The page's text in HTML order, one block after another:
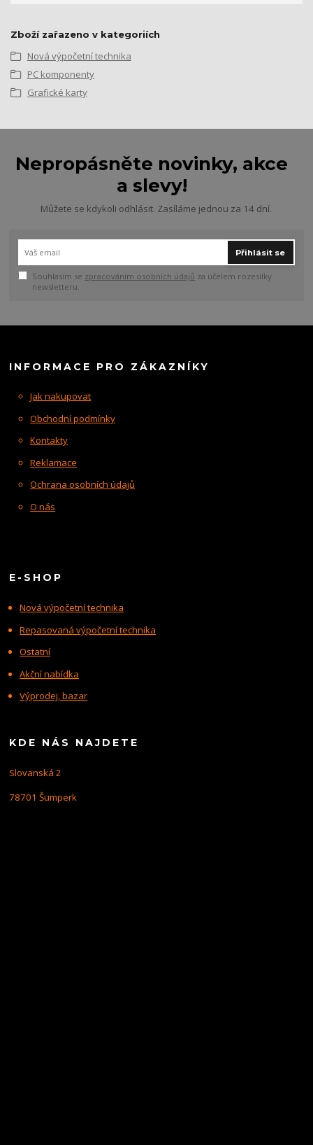
Zboží zařazeno v kategoriích
Nová výpočetní technika
PC komponenty
Grafické karty
Nepropásněte novinky, akce
a slevy!
Můžete se kdykoli odhlásit. Zasíláme jednou za 14 dní.
Přihlásit se
Souhlasím se zpracováním osobních údajů za účelem rozesílky
newsletteru.
INFORMACE PRO ZÁKAZNÍKY
Jak nakupovat
Obchodní podmínky
Kontakty
Reklamace
Ochrana osobních údajů
O nás
E-SHOP
Nová výpočetní technika
Repasovaná výpočetní technika
Ostatní
Akční nabídka
Výprodej, bazar
KDE NÁS NAJDETE
Slovanská 2
78701 Šumperk